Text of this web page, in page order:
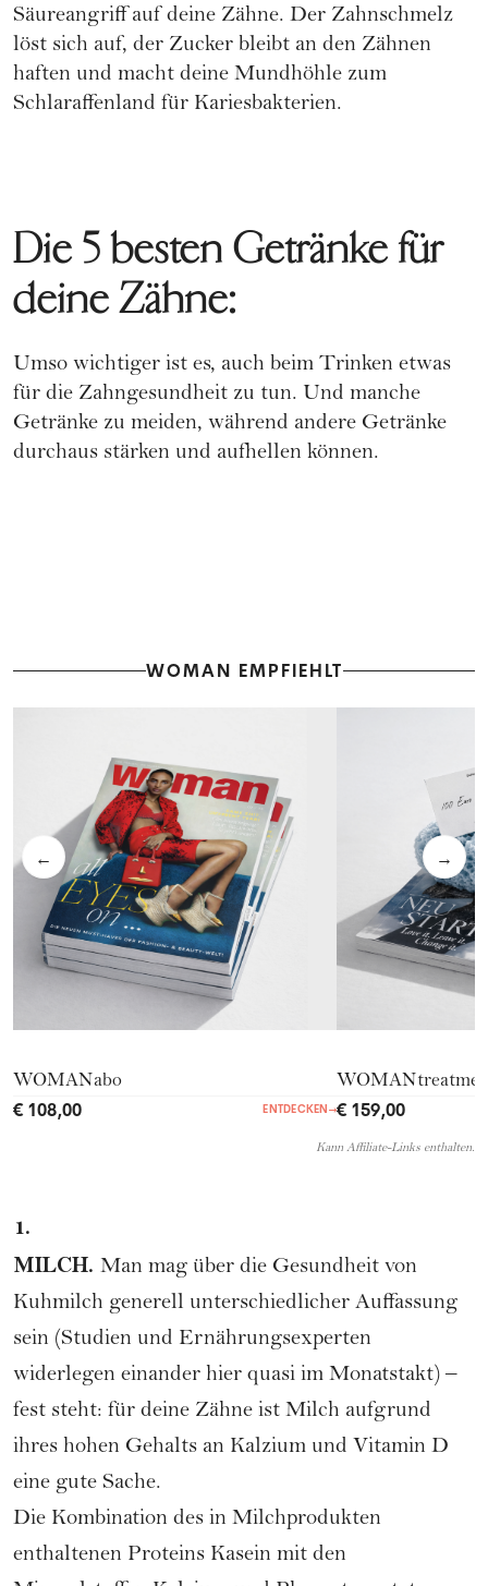
Säureangriff auf deine Zähne. Der Zahnschmelz
löst sich auf, der Zucker bleibt an den Zähnen
haften und macht deine Mundhöhle zum
Schlaraffenland für Kariesbakterien.
Die 5 besten Getränke für
deine Zähne:
Umso wichtiger ist es, auch beim Trinken etwas
für die Zahngesundheit zu tun. Und manche
Getränke zu meiden, während andere Getränke
durchaus stärken und aufhellen können.
WOMAN EMPFIEHLT
← →
WOMANabo
€ 108,00 ENTDECKEN →€ 159,00
Kann Affiliate-Links enthalten.
1.
MILCH. Man mag über die Gesundheit von
Kuhmilch generell unterschiedlicher Auffassung
sein (Studien und Ernährungsexperten
widerlegen einander hier quasi im Monatstakt) –
fest steht: für deine Zähne ist Milch aufgrund
ihres hohen Gehalts an Kalzium und Vitamin D
eine gute Sache.
Die Kombination des in Milchprodukten
enthaltenen Proteins Kasein mit den